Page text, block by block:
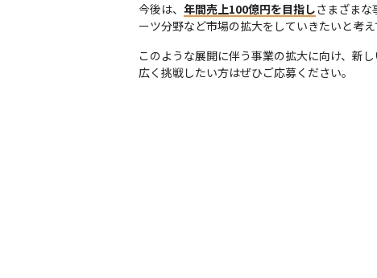
今後は、 年間売上100億円を目指しさまざま
ーツ分野など市場の拡大をしていきたいと考え
このような展開に伴う事業の拡大に向け、新し
広く挑戦したい方はぜひご応募ください。